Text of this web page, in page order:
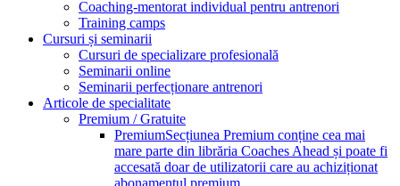
Coaching-mentorat individual pentru antrenori
Training camps
Cursuri și seminarii
Cursuri de specializare profesională
Seminarii online
Seminarii perfecționare antrenori
Articole de specialitate
Premium / Gratuite
PremiumSecțiunea Premium conține cea mai
mare parte din librăria Coaches Ahead și poate fi
accesată doar de utilizatorii care au achiziționat
abonamentul premium.